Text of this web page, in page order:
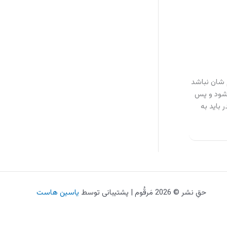
شان نباشد
تومان وام پرداخت می شود و پس
باید به
حقِ نشر © 2026 مَرقُوم | پشتیبانی توسط یاسین هاست